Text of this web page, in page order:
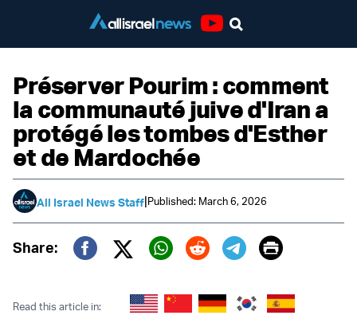
Préserver Pourim : comment
la communauté juive d'Iran a
protégé les tombes d'Esther
et de Mardochée
All Israel News Staff|Published: March 6, 2026
Share:
Twitter (X)
Print
Read this article in: